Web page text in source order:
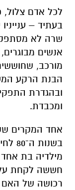
לכל אדם צלול,
בעתיד –
שרה לא
אנשים
מורכב,
הבנת הרקע
ובהגדרת
ומכבדת.
אחד המקרים
מילדיה בת
חששה לקחת על
רכושה של האם